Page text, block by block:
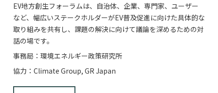
EV地方創生フォーラムは、自治体、企業、専門家、ユーザー
など、幅広いステークホルダーがEV普及促進に向けた具体的な
取り組みを共有し、課題の解決に向けて議論を深めるための対
話の場です。
事務局：環境エネルギー政策研究所
協力：Climate Group, GR Japan